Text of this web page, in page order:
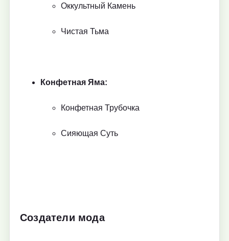
Оккультный Камень
Чистая Тьма
Конфетная Яма:
Конфетная Трубочка
Сияющая Суть
Создатели мода